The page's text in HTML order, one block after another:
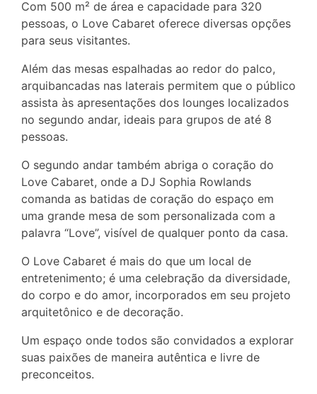
Com 500 m² de área e capacidade para 320
pessoas, o Love Cabaret oferece diversas opções
para seus visitantes.
Além das mesas espalhadas ao redor do palco,
arquibancadas nas laterais permitem que o público
assista às apresentações dos lounges localizados
no segundo andar, ideais para grupos de até 8
pessoas.
O segundo andar também abriga o coração do
Love Cabaret, onde a DJ Sophia Rowlands
comanda as batidas de coração do espaço em
uma grande mesa de som personalizada com a
palavra “Love”, visível de qualquer ponto da casa.
O Love Cabaret é mais do que um local de
entretenimento; é uma celebração da diversidade,
do corpo e do amor, incorporados em seu projeto
arquitetônico e de decoração.
Um espaço onde todos são convidados a explorar
suas paixões de maneira autêntica e livre de
preconceitos.